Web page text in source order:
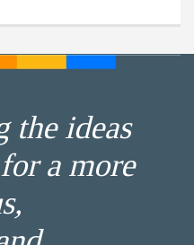
the ideas
a more